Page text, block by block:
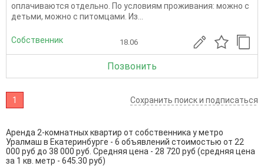
оплачиваются отдельно. По условиям проживания: можно с
детьми, можно с питомцами. Из...
Собственник 18.06
Позвонить
1 Сохранить поиск и подписаться
Аренда 2-комнатных квартир от собственника у метро
Уралмаш в Екатеринбурге - 6 объявлений стоимостью от 22
000 руб до 38 000 руб. Средняя цена - 28 720 руб (средняя цена
за 1 кв. метр - 645.30 руб)